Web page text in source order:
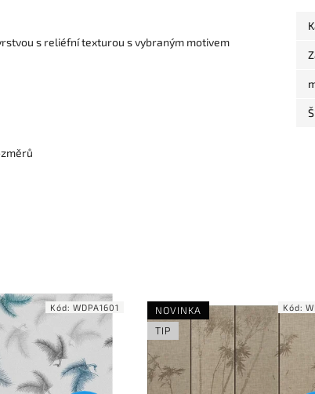
s reliéfní texturou s vybraným motivem
Kód: WDPA1601
NOVINKA
TIP
Kód: